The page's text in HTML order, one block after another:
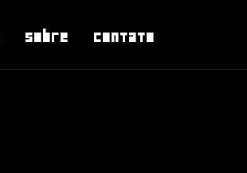
Sobre Contato